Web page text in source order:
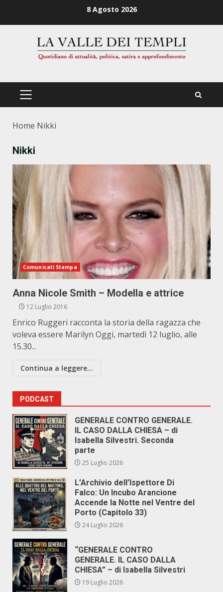
8 Agosto 2026
PRIMÄRES
Home Nikki
Nikki
Comunicati Stampa
Anna Nicole Smith – Modella e attrice
12 Luglio 2016
Enrico Ruggeri racconta la storia della ragazza che
voleva essere Marilyn Oggi, martedì 12 luglio, alle
15.30...
Continua a leggere...
PODCAST
GENERALE CONTRO GENERALE.
IL CASO DALLA CHIESA – di
Isabella Silvestri. Seconda
parte
25 Luglio 2026
L’Archivio dell’Ispettore Di
Falco: Un Incubo Arancione
Accende la Notte nel Ventre del
Porto (Capitolo 33)
24 Luglio 2026
“GENERALE CONTRO
GENERALE. IL CASO DALLA
CHIESA” – di Isabella Silvestri
19 Luglio 2026